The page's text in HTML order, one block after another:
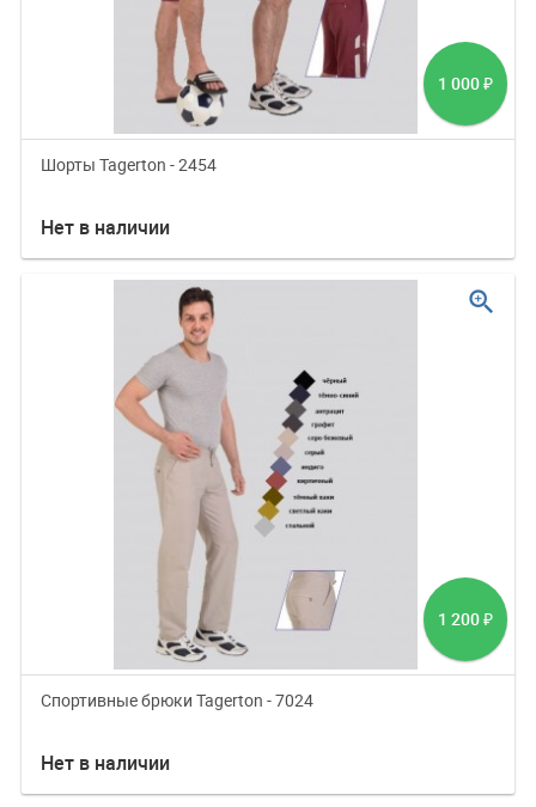
1 000 ₽
Шорты Tagerton - 2454
Нет в наличии
1 200 ₽
Спортивные брюки Tagerton - 7024
Нет в наличии
zoom_in